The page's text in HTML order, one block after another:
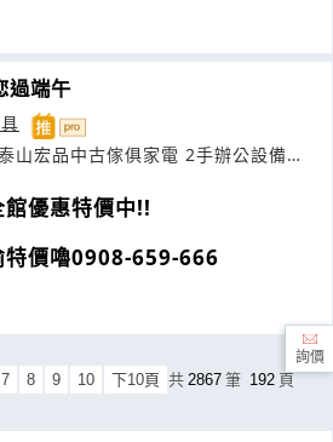
過端午
山宏品中古傢俱家電 2手辦公設備
優惠特價中!!
特價嚕0908-659-666
7 8 9 10 下10頁 共 2867 筆 192 頁
詢價